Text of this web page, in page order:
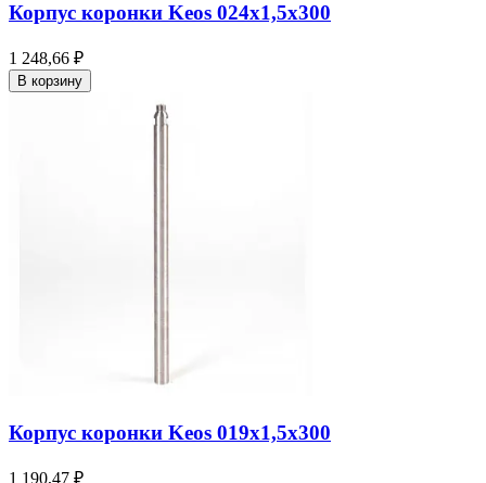
Корпус коронки Keos 024x1,5x300
1 248,66 ₽
В корзину
Корпус коронки Keos 019x1,5x300
1 190,47 ₽